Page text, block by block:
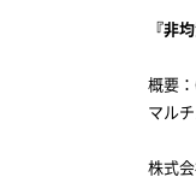
『非
概要：
マルチ
株式会